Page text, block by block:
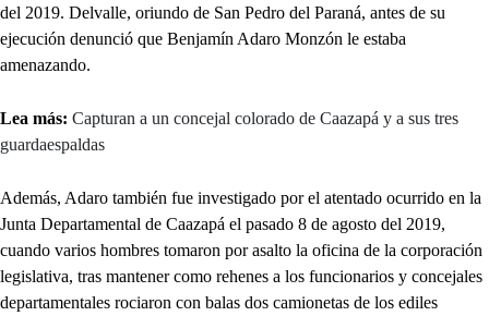
del 2019. Delvalle, oriundo de San Pedro del Paraná, antes de su
ejecución denunció que Benjamín Adaro Monzón le estaba
amenazando.
Lea más: Capturan a un concejal colorado de Caazapá y a sus tres
guardaespaldas
Además, Adaro también fue investigado por el atentado ocurrido en la
Junta Departamental de Caazapá el pasado 8 de agosto del 2019,
cuando varios hombres tomaron por asalto la oficina de la corporación
legislativa, tras mantener como rehenes a los funcionarios y concejales
departamentales rociaron con balas dos camionetas de los ediles